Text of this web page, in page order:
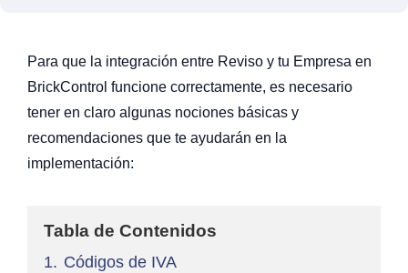
Para que la integración entre Reviso y tu Empresa en
BrickControl funcione correctamente, es necesario
tener en claro algunas nociones básicas y
recomendaciones que te ayudarán en la
implementación:
Tabla de Contenidos
1. Códigos de IVA